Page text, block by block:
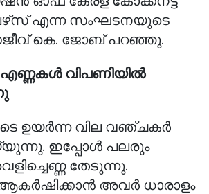
എന്ന സംഘടനയുടെ
കെ. ജോബ് പറഞ്ഞു.
എണ്ണകൾ വിപണിയിൽ
ഉയർന്ന വില വഞ്ചകർ
ഇപ്പോൾ പലരും
തേടുന്നു.
അവർ ധാരാളം